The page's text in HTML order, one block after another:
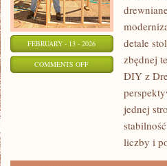
FEBRUARY - 13 - 2026
COMMENTS OFFON
RENOWACJA
detale
zbędnej
DIY z
jednej
liczby i